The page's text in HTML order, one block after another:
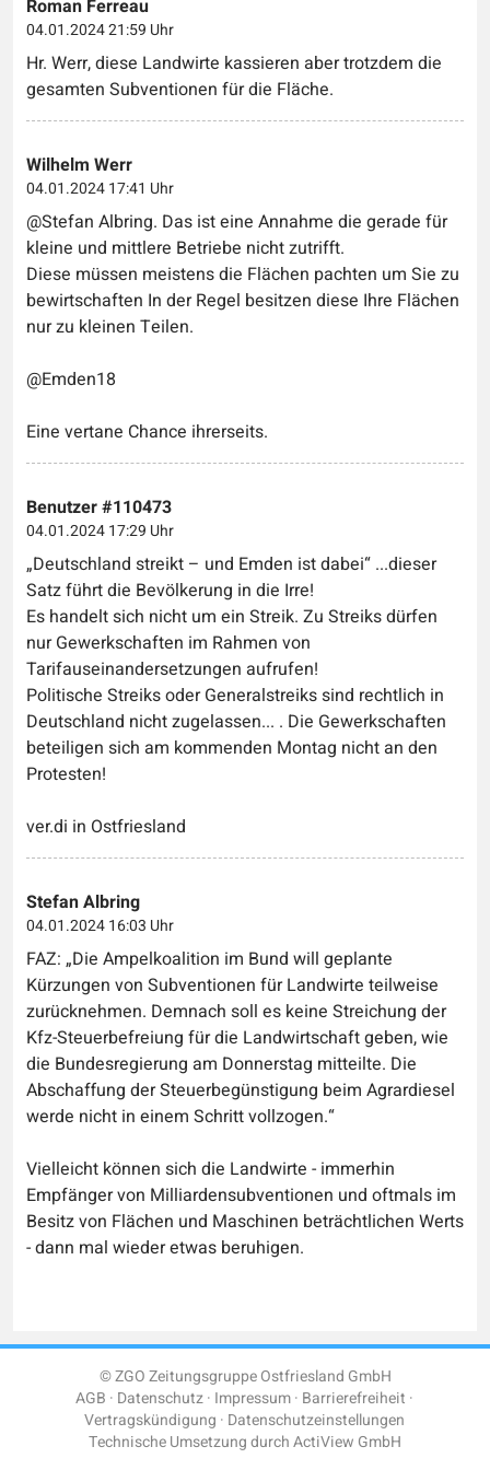
Roman Ferreau
04.01.2024 21:59 Uhr
Hr. Werr, diese Landwirte kassieren aber trotzdem die
gesamten Subventionen für die Fläche.
Wilhelm Werr
04.01.2024 17:41 Uhr
@Stefan Albring. Das ist eine Annahme die gerade für
kleine und mittlere Betriebe nicht zutrifft.
Diese müssen meistens die Flächen pachten um Sie zu
bewirtschaften In der Regel besitzen diese Ihre Flächen
nur zu kleinen Teilen.
@Emden18
Eine vertane Chance ihrerseits.
Benutzer #110473
04.01.2024 17:29 Uhr
„Deutschland streikt – und Emden ist dabei“ ...dieser
Satz führt die Bevölkerung in die Irre!
Es handelt sich nicht um ein Streik. Zu Streiks dürfen
nur Gewerkschaften im Rahmen von
Tarifauseinandersetzungen aufrufen!
Politische Streiks oder Generalstreiks sind rechtlich in
Deutschland nicht zugelassen... . Die Gewerkschaften
beteiligen sich am kommenden Montag nicht an den
Protesten!
ver.di in Ostfriesland
Stefan Albring
04.01.2024 16:03 Uhr
FAZ: „Die Ampelkoalition im Bund will geplante
Kürzungen von Subventionen für Landwirte teilweise
zurücknehmen. Demnach soll es keine Streichung der
Kfz-Steuerbefreiung für die Landwirtschaft geben, wie
die Bundesregierung am Donnerstag mitteilte. Die
Abschaffung der Steuerbegünstigung beim Agrardiesel
werde nicht in einem Schritt vollzogen.“
Vielleicht können sich die Landwirte - immerhin
Empfänger von Milliardensubventionen und oftmals im
Besitz von Flächen und Maschinen beträchtlichen Werts
- dann mal wieder etwas beruhigen.
© ZGO Zeitungsgruppe Ostfriesland GmbH
AGB Datenschutz Impressum Barrierefreiheit
Vertragskündigung Datenschutzeinstellungen
Technische Umsetzung durchActiView GmbH